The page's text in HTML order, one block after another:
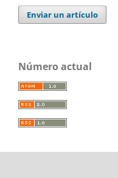
Enviar un artículo
Número actual